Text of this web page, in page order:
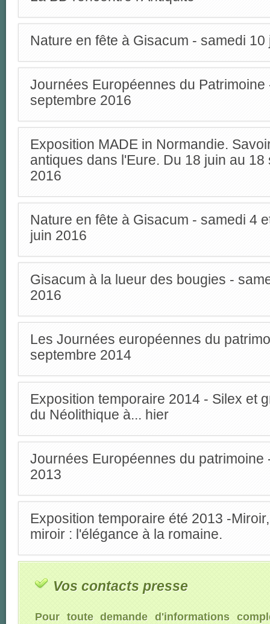
Nature en fête à Gisacum - samedi 10
Journées Européennes du Patrimoine
septembre 2016
Exposition MADE in Normandie.
antiques dans l'Eure. Du 18 juin au 18
2016
Nature en fête à Gisacum - samedi 4
juin 2016
Gisacum à la lueur des bougies -
2016
Les Journées européennes du
septembre 2014
Exposition temporaire 2014 - Silex et
du Néolithique à... hier
Journées Européennes du patrimoine
2013
Exposition temporaire été 2013 -
miroir : l'élégance à la romaine.
Vos contacts presse
Pour toute demande d'informations